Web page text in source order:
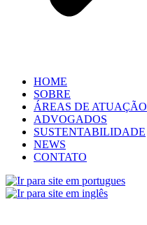
HOME
SOBRE
ÁREAS DE ATUAÇÃO
ADVOGADOS
SUSTENTABILIDADE
NEWS
CONTATO